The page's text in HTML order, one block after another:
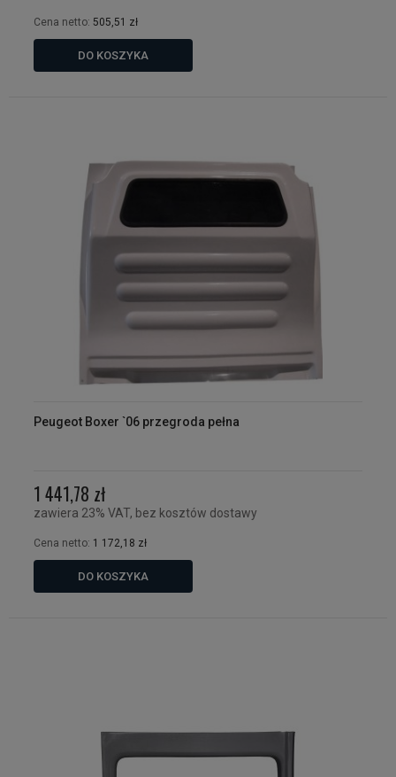
Cena netto: 505,51 zł
DO KOSZYKA
Peugeot Boxer `06 przegroda pełna
1 441,78 zł
zawiera 23% VAT, bez kosztów dostawy
Cena netto: 1 172,18 zł
DO KOSZYKA